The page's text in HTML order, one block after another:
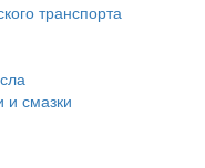
транспорта
и смазки